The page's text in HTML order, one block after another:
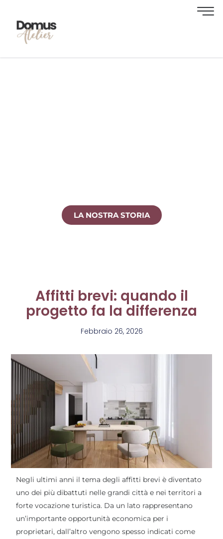
LA NOSTRA STORIA
Affitti brevi: quando il
progetto fa la differenza
Febbraio 26, 2026
Negli ultimi anni il tema degli affitti brevi è diventato
uno dei più dibattuti nelle grandi città e nei territori a
forte vocazione turistica. Da un lato rappresentano
un’importante opportunità economica per i
proprietari, dall’altro vengono spesso indicati come